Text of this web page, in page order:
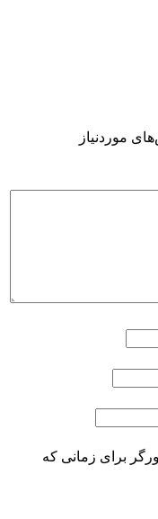
موردنیاز
برای زمانی که